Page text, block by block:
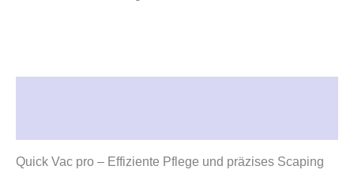
Quick Vac pro – Effiziente Pflege und präzises Scaping